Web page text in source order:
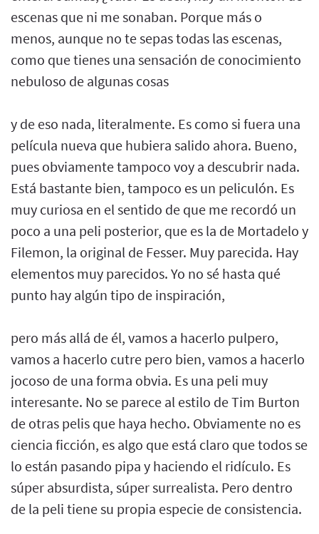
escenas que ni me sonaban. Porque más o
menos, aunque no te sepas todas las escenas,
como que tienes una sensación de conocimiento
nebuloso de algunas cosas
y de eso nada, literalmente. Es como si fuera una
película nueva que hubiera salido ahora. Bueno,
pues obviamente tampoco voy a descubrir nada.
Está bastante bien, tampoco es un peliculón. Es
muy curiosa en el sentido de que me recordó un
poco a una peli posterior, que es la de Mortadelo y
Filemon, la original de Fesser. Muy parecida. Hay
elementos muy parecidos. Yo no sé hasta qué
punto hay algún tipo de inspiración,
pero más allá de él, vamos a hacerlo pulpero,
vamos a hacerlo cutre pero bien, vamos a hacerlo
jocoso de una forma obvia. Es una peli muy
interesante. No se parece al estilo de Tim Burton
de otras pelis que haya hecho. Obviamente no es
ciencia ficción, es algo que está claro que todos se
lo están pasando pipa y haciendo el ridículo. Es
súper absurdista, súper surrealista. Pero dentro
de la peli tiene su propia especie de consistencia.